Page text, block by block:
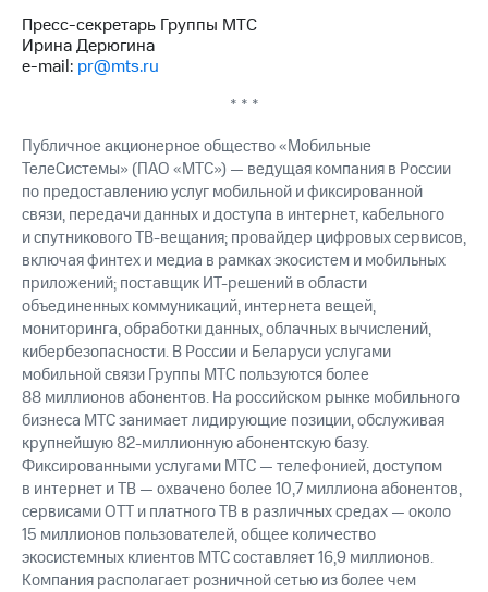
Пресс-секретарь Группы МТС
Ирина Дерюгина
e-mail: pr@mts.ru
* * *
Публичное акционерное общество «Мобильные
ТелеСистемы» (ПАО «МТС») — ведущая компания в России
по предоставлению услуг мобильной и фиксированной
связи, передачи данных и доступа в интернет, кабельного
и спутникового ТВ-вещания; провайдер цифровых сервисов,
включая финтех и медиа в рамках экосистем и мобильных
приложений; поставщик ИТ-решений в области
объединенных коммуникаций, интернета вещей,
мониторинга, обработки данных, облачных вычислений,
кибербезопасности. В России и Беларуси услугами
мобильной связи Группы МТС пользуются более
88 миллионов абонентов. На российском рынке мобильного
бизнеса МТС занимает лидирующие позиции, обслуживая
крупнейшую 82-миллионную абонентскую базу.
Фиксированными услугами МТС — телефонией, доступом
в интернет и ТВ — охвачено более 10,7 миллиона абонентов,
сервисами OTT и платного ТВ в различных средах — около
15 миллионов пользователей, общее количество
экосистемных клиентов МТС составляет 16,9 миллионов.
Компания располагает розничной сетью из более чем